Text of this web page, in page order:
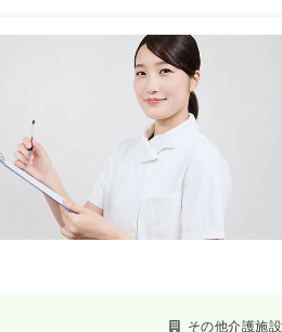
その他介護施設